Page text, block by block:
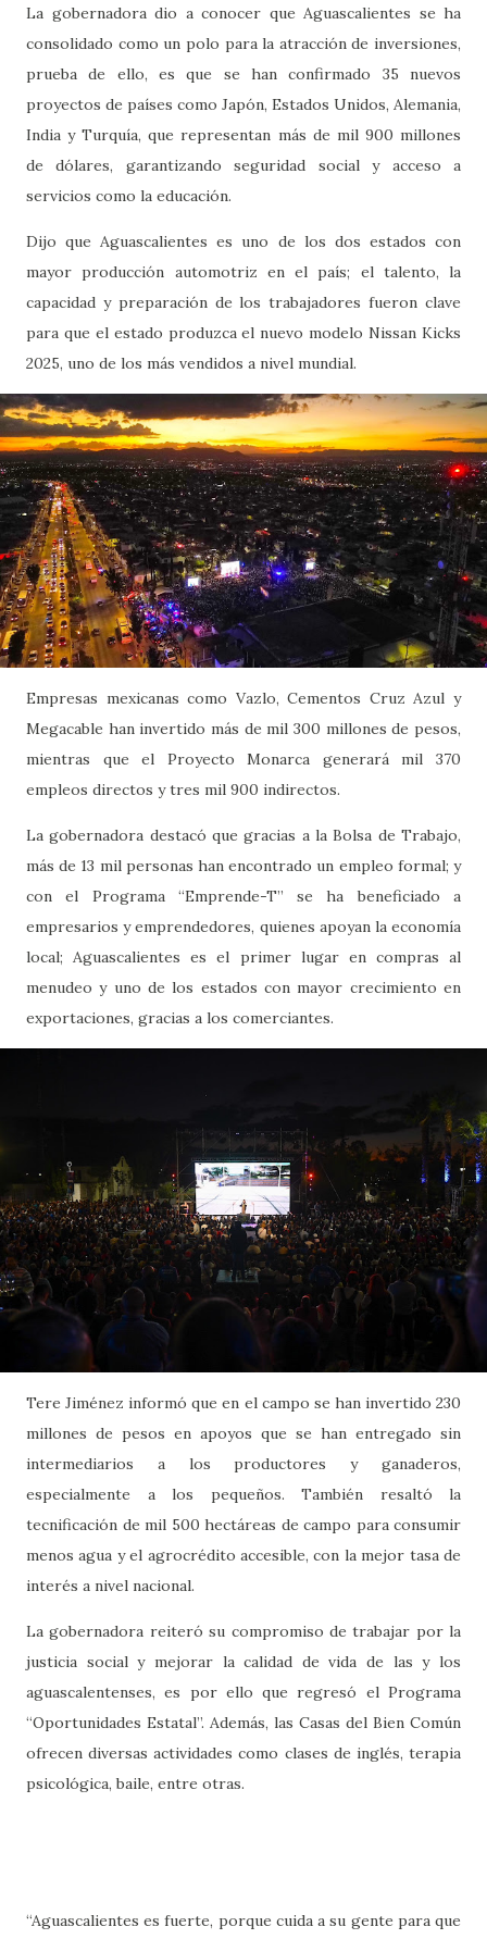
La gobernadora dio a conocer que Aguascalientes se ha
consolidado como un polo para la atracción de inversiones,
prueba de ello, es que se han confirmado 35 nuevos
proyectos de países como Japón, Estados Unidos, Alemania,
India y Turquía, que representan más de mil 900 millones
de dólares, garantizando seguridad social y acceso a
servicios como la educación.
Dijo que Aguascalientes es uno de los dos estados con
mayor producción automotriz en el país; el talento, la
capacidad y preparación de los trabajadores fueron clave
para que el estado produzca el nuevo modelo Nissan Kicks
2025, uno de los más vendidos a nivel mundial.
Empresas mexicanas como Vazlo, Cementos Cruz Azul y
Megacable han invertido más de mil 300 millones de pesos,
mientras que el Proyecto Monarca generará mil 370
empleos directos y tres mil 900 indirectos.
La gobernadora destacó que gracias a la Bolsa de Trabajo,
más de 13 mil personas han encontrado un empleo formal; y
con el Programa “Emprende-T” se ha beneficiado a
empresarios y emprendedores, quienes apoyan la economía
local; Aguascalientes es el primer lugar en compras al
menudeo y uno de los estados con mayor crecimiento en
exportaciones, gracias a los comerciantes.
Tere Jiménez informó que en el campo se han invertido 230
millones de pesos en apoyos que se han entregado sin
intermediarios a los productores y ganaderos,
especialmente a los pequeños. También resaltó la
tecnificación de mil 500 hectáreas de campo para consumir
menos agua y el agrocrédito accesible, con la mejor tasa de
interés a nivel nacional.
La gobernadora reiteró su compromiso de trabajar por la
justicia social y mejorar la calidad de vida de las y los
aguascalentenses, es por ello que regresó el Programa
“Oportunidades Estatal”. Además, las Casas del Bien Común
ofrecen diversas actividades como clases de inglés, terapia
psicológica, baile, entre otras.
“Aguascalientes es fuerte, porque cuida a su gente para que